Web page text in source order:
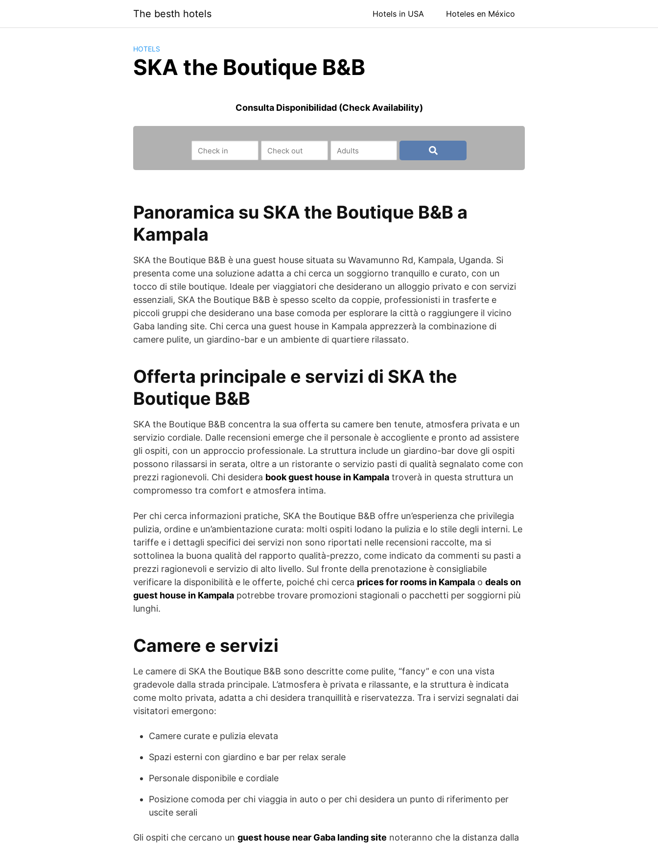
contenido
The besth hotels Hotels in USA Hoteles en México
HOTELS
SKA the Boutique B&B
Consulta Disponibilidad (Check Availability)
Panoramica su SKA the Boutique B&B a
Kampala
SKA the Boutique B&B è una guest house situata su Wavamunno Rd, Kampala, Uganda. Si
presenta come una soluzione adatta a chi cerca un soggiorno tranquillo e curato, con un
tocco di stile boutique. Ideale per viaggiatori che desiderano un alloggio privato e con servizi
essenziali, SKA the Boutique B&B è spesso scelto da coppie, professionisti in trasferte e
piccoli gruppi che desiderano una base comoda per esplorare la città o raggiungere il vicino
Gaba landing site. Chi cerca una guest house in Kampala apprezzerà la combinazione di
camere pulite, un giardino-bar e un ambiente di quartiere rilassato.
Offerta principale e servizi di SKA the
Boutique B&B
SKA the Boutique B&B concentra la sua offerta su camere ben tenute, atmosfera privata e un
servizio cordiale. Dalle recensioni emerge che il personale è accogliente e pronto ad assistere
gli ospiti, con un approccio professionale. La struttura include un giardino-bar dove gli ospiti
possono rilassarsi in serata, oltre a un ristorante o servizio pasti di qualità segnalato come con
prezzi ragionevoli. Chi desidera book guest house in Kampala troverà in questa struttura un
compromesso tra comfort e atmosfera intima.
Per chi cerca informazioni pratiche, SKA the Boutique B&B offre un’esperienza che privilegia
pulizia, ordine e un’ambientazione curata: molti ospiti lodano la pulizia e lo stile degli interni. Le
tariffe e i dettagli specifici dei servizi non sono riportati nelle recensioni raccolte, ma si
sottolinea la buona qualità del rapporto qualità-prezzo, come indicato da commenti su pasti a
prezzi ragionevoli e servizio di alto livello. Sul fronte della prenotazione è consigliabile
verificare la disponibilità e le offerte, poiché chi cerca prices for rooms in Kampala o deals on
guest house in Kampala potrebbe trovare promozioni stagionali o pacchetti per soggiorni più
lunghi.
Camere e servizi
Le camere di SKA the Boutique B&B sono descritte come pulite, “fancy” e con una vista
gradevole dalla strada principale. L’atmosfera è privata e rilassante, e la struttura è indicata
come molto privata, adatta a chi desidera tranquillità e riservatezza. Tra i servizi segnalati dai
visitatori emergono:
Camere curate e pulizia elevata
Spazi esterni con giardino e bar per relax serale
Personale disponibile e cordiale
Posizione comoda per chi viaggia in auto o per chi desidera un punto di riferimento per
uscite serali
Gli ospiti che cercano un guest house near Gaba landing site noteranno che la distanza dalla